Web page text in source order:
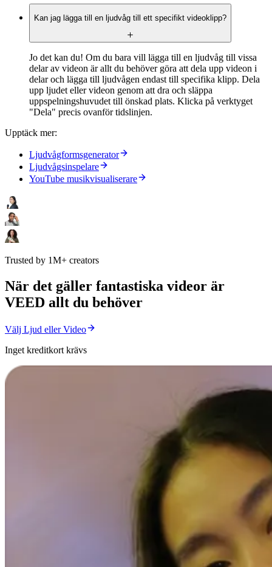
Kan jag lägga till en ljudvåg till ett specifikt videoklipp?
Jo det kan du! Om du bara vill lägga till en ljudvåg till vissa
delar av videon är allt du behöver göra att dela upp videon i
delar och lägga till ljudvågen endast till specifika klipp. Dela
upp ljudet eller videon genom att dra och släppa
uppspelningshuvudet till önskad plats. Klicka på verktyget
"Dela" precis ovanför tidslinjen.
Upptäck mer:
Ljudvågformsgenerator
Ljudvågsinspelare
YouTube musikvisualiserare
Trusted by 1M+ creators
När det gäller fantastiska videor är
VEED allt du behöver
Välj Ljud eller Video
Inget kreditkort krävs